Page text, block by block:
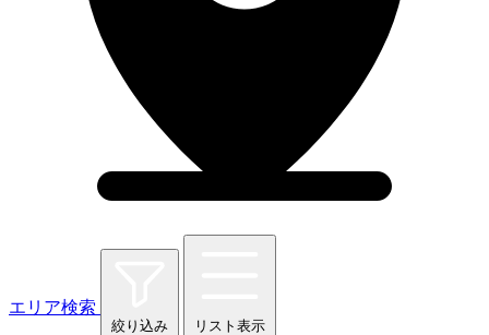
エリア検索
絞り込み リスト表示